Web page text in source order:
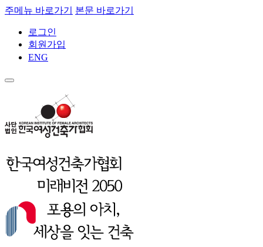
주메뉴 바로가기 본문 바로가기
로그인
회원가입
ENG